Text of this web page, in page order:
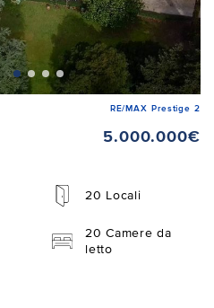
RE/MAX Prestige 2
5.000.000€
20 Locali
20 Camere da
letto